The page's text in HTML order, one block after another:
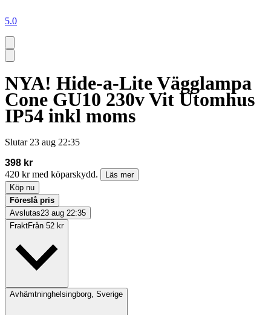
5.0
NYA! Hide-a-Lite Vägglampa
Cone GU10 230v Vit Utomhus
IP54 inkl moms
Slutar 23 aug 22:35
398 kr
420 kr med köparskydd.
Läs mer
Köp nu
Föreslå pris
Avslutas23 aug 22:35
FraktFrån 52 kr
Avhämtninghelsingborg, Sverige